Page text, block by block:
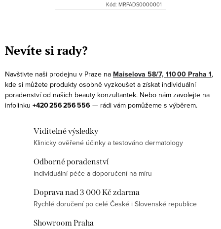
Kód: MRPADS0000001
v
l
á
d
a
c
Nevíte si rady?
Navštivte naši prodejnu v Praze na Maiselova 58/7, 110 00 Praha 1,
kde si můžete produkty osobně vyzkoušet a získat individuální
poradenství od našich beauty konzultantek. Nebo nám zavolejte na
infolinku +420 256 256 556 — rádi vám pomůžeme s výběrem.
Viditelné výsledky
Klinicky ověřené účinky a testováno dermatology
Odborné poradenství
Individuální péče a doporučení na míru
Doprava nad 3 000 Kč zdarma
Rychlé doručení po celé České i Slovenské republice
Showroom Praha